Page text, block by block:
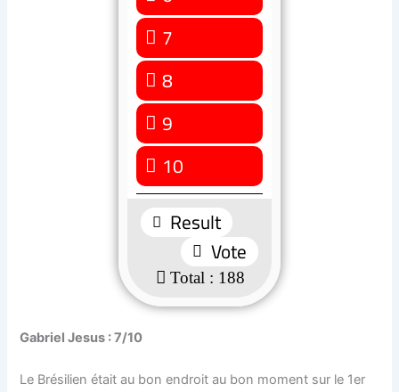
7
99 ( 52.66 % )
8
68 ( 36.17 % )
95 ( 2.66 % )
10
1 ( 0.53 % )
: 188
Gabriel Jesus : 7/10
Le Brésilien était au bon endroit au bon moment sur le 1er